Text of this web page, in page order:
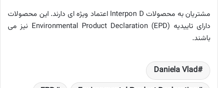
مشتریان به محصولات Interpon D اعتماد ویژه ای دارند. این محصولات
دارای تاییدیه Environmental Product Declaration (EPD) نیز می
باشند.
Daniela Vlad